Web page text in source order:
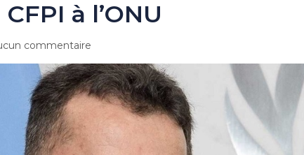
à l’ONU
commentaire